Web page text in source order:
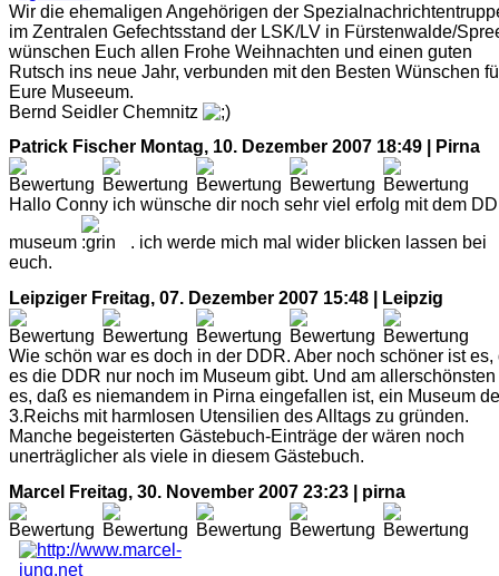
Wir die ehemaligen Angehörigen der
im Zentralen Gefechtsstand der LSK/LV in Fürstenwalde/
wünschen Euch allen Frohe Weihnachten und einen guten
Rutsch ins neue Jahr, verbunden mit den Besten Wünschen
Eure Museeum.
Bernd Seidler Chemnitz
Patrick Fischer Montag, 10. Dezember 2007 18:49 | Pirna
Hallo Conny ich wünsche dir noch sehr viel erfolg mit dem
museum
. ich werde mich mal wider blicken lassen bei
euch.
Leipziger Freitag, 07. Dezember 2007 15:48 | Leipzig
Wie schön war es doch in der DDR. Aber noch schöner ist es,
es die DDR nur noch im Museum gibt. Und am allerschönsten
es, daß es niemandem in Pirna eingefallen ist, ein Museum
3.Reichs mit harmlosen Utensilien des Alltags zu gründen.
Manche begeisterten Gästebuch-Einträge der wären noch
unerträglicher als viele in diesem Gästebuch.
Marcel
Freitag, 30. November 2007 23:23 | pirna